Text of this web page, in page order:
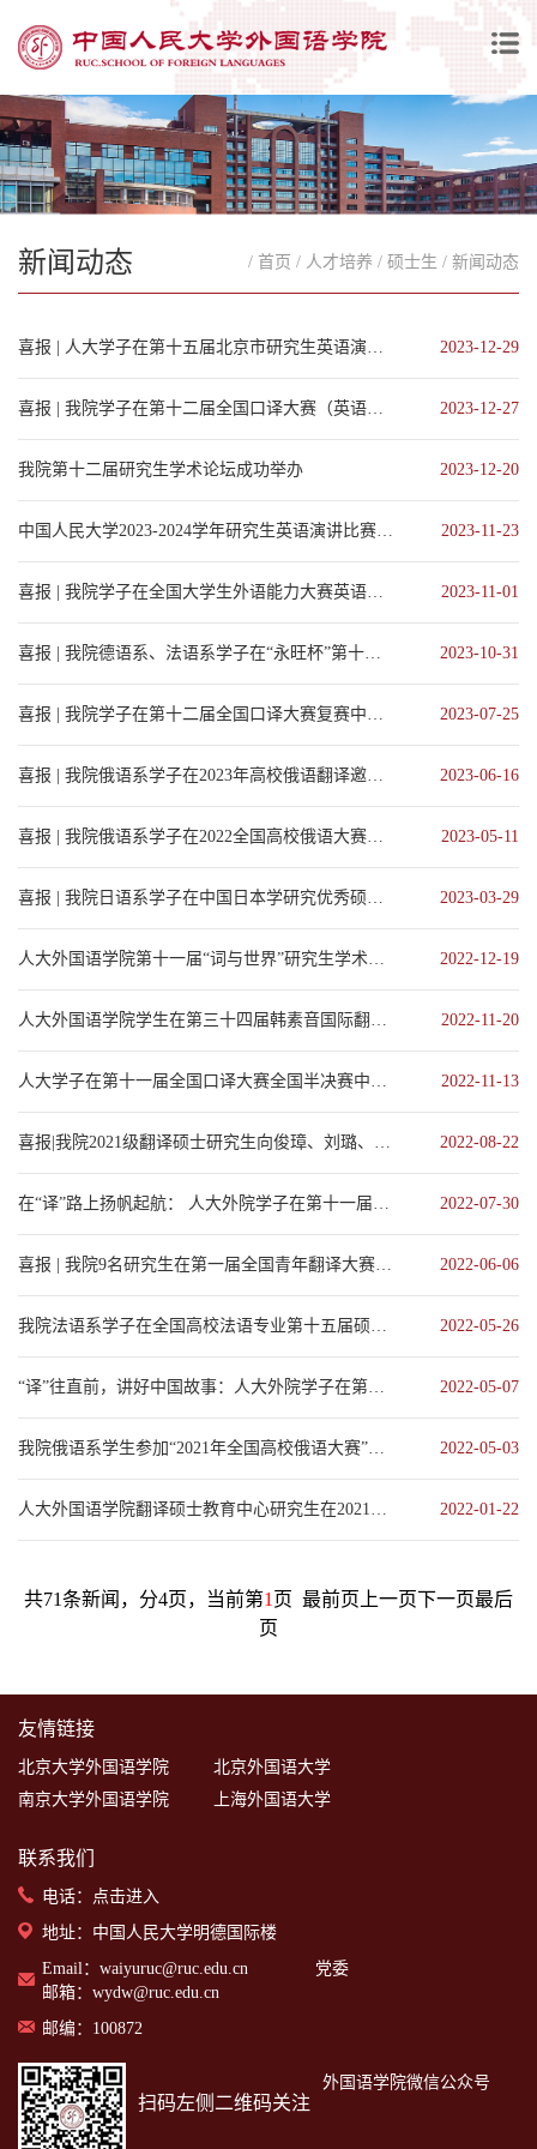
新闻动态 / 首页 / 人才培养 / 硕士生 / 新闻动态
喜报 | 人大学子在第十五届北京市研究生英语演讲比赛总决赛中再创佳绩 2023-12-29
喜报 | 我院学子在第十二届全国口译大赛（英语）总决赛中斩获佳绩 2023-12-27
我院第十二届研究生学术论坛成功举办 2023-12-20
中国人民大学2023-2024学年研究生英语演讲比赛成功举办 2023-11-23
喜报 | 我院学子在全国大学生外语能力大赛英语口译赛（北京市赛）中斩获佳绩 2023-11-01
喜报 | 我院德语系、法语系学子在“永旺杯”第十六届多语种全国口译大赛斩获佳绩 2023-10-31
喜报 | 我院学子在第十二届全国口译大赛复赛中再创佳绩 2023-07-25
喜报 | 我院俄语系学子在2023年高校俄语翻译邀请赛中喜获佳绩 2023-06-16
喜报 | 我院俄语系学子在2022全国高校俄语大赛中喜获佳绩 2023-05-11
喜报 | 我院日语系学子在中国日本学研究优秀硕士论文比赛中再创佳绩 2023-03-29
人大外国语学院第十一届“词与世界”研究生学术论坛成功举办 2022-12-19
人大外国语学院学生在第三十四届韩素音国际翻译大赛中再创佳绩 2022-11-20
人大学子在第十一届全国口译大赛全国半决赛中再创佳绩 2022-11-13
喜报|我院2021级翻译硕士研究生向俊璋、刘璐、陈怡宁在2022年“CATTI杯”全国翻译大... 2022-08-22
在“译”路上扬帆起航： 人大外院学子在第十一届全国口译大赛复赛中喜获佳绩 2022-07-30
喜报 | 我院9名研究生在第一届全国青年翻译大赛中取得佳绩 2022-06-06
我院法语系学子在全国高校法语专业第十五届硕士生论坛中喜获佳绩 2022-05-26
“译”往直前，讲好中国故事：人大外院学子在第二届“全国外交口译大赛”中斩获佳绩 2022-05-07
我院俄语系学生参加“2021年全国高校俄语大赛”再创佳绩 2022-05-03
人大外国语学院翻译硕士教育中心研究生在2021年全国大学生英语翻译大赛中取得佳绩 2022-01-22
共71条新闻，分4页，当前第1 页 最前页 上一页下一页最后
页
友情链接
北京大学外国语学院
北京外国语大学
南京大学外国语学院
上海外国语大学
联系我们
电话： 点击进入
地址：中国人民大学明德国际楼
Email：waiyuruc@ruc.edu.cn 党委
邮箱：wydw@ruc.edu.cn
邮编：100872
扫码左侧二维码关注
外国语学院微信公众号